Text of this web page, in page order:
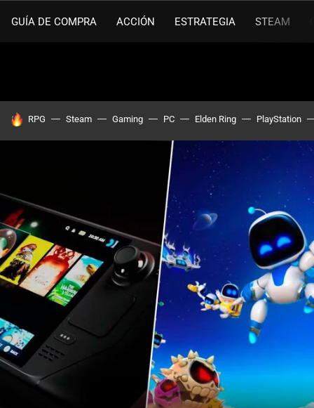
GUÍA DE COMPRA ACCIÓN ESTRATEGIA STEAM
HOY SE HABLA DE
RPG Steam Gaming PC Elden Ring PlayStation